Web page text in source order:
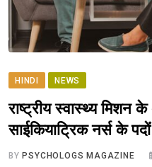
HINDI NEWS
राष्ट्रीय स्वास्थ्य मिशन
साईकियाट्रिक नर्स के
BY PSYCHOLOGS MAGAZINE